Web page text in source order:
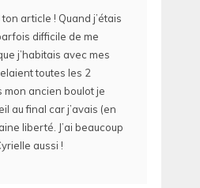
article ! Quand j’étais
difficile de me
j’habitais avec mes
toutes les 2
mon ancien boulot je
au final car j’avais (en
liberté. J’ai beaucoup
aussi !